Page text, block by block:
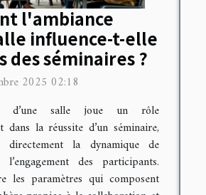
l'ambiance
influence-t-elle
des séminaires ?
2025 02:18
d’une salle joue un rôle
dans la réussite d’un séminaire,
directement la dynamique de
des participants.
les paramètres qui composent